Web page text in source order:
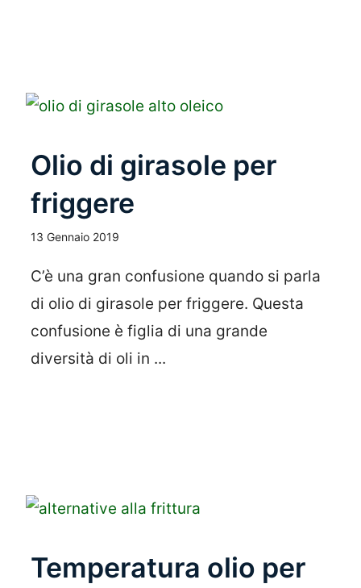
Olio di girasole per
friggere
13 Gennaio 2019
C’è una gran confusione quando si parla
di olio di girasole per friggere. Questa
confusione è figlia di una grande
diversità di oli in ...
Temperatura olio per